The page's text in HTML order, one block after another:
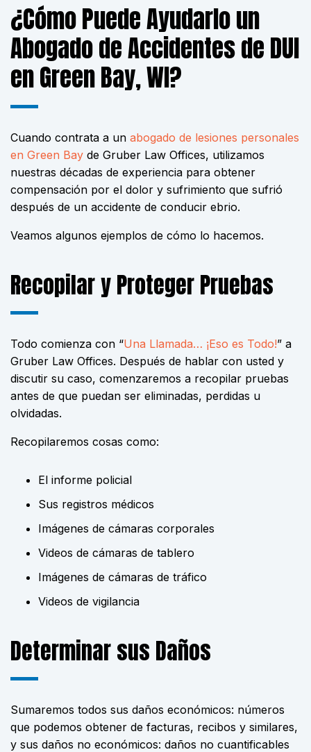
¿Cómo Puede Ayudarlo un
Abogado de Accidentes de DUI
en Green Bay, WI?
Cuando contrata a un abogado de lesiones personales
en Green Bay de Gruber Law Offices, utilizamos
nuestras décadas de experiencia para obtener
compensación por el dolor y sufrimiento que sufrió
después de un accidente de conducir ebrio.
Veamos algunos ejemplos de cómo lo hacemos.
Recopilar y Proteger Pruebas
Todo comienza con “Una Llamada… ¡Eso es Todo!” a
Gruber Law Offices. Después de hablar con usted y
discutir su caso, comenzaremos a recopilar pruebas
antes de que puedan ser eliminadas, perdidas u
olvidadas.
Recopilaremos cosas como:
El informe policial
Sus registros médicos
Imágenes de cámaras corporales
Videos de cámaras de tablero
Imágenes de cámaras de tráfico
Videos de vigilancia
Determinar sus Daños
Sumaremos todos sus daños económicos: números
que podemos obtener de facturas, recibos y similares,
y sus daños no económicos: daños no cuantificables